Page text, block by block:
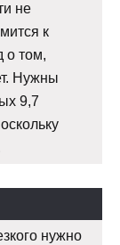
не
к
о том,
Нужны
9,7
нужно